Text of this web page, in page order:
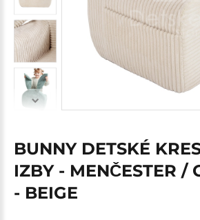
BUNNY DETSKÉ
IZBY - MENČESTER /
- BEIGE